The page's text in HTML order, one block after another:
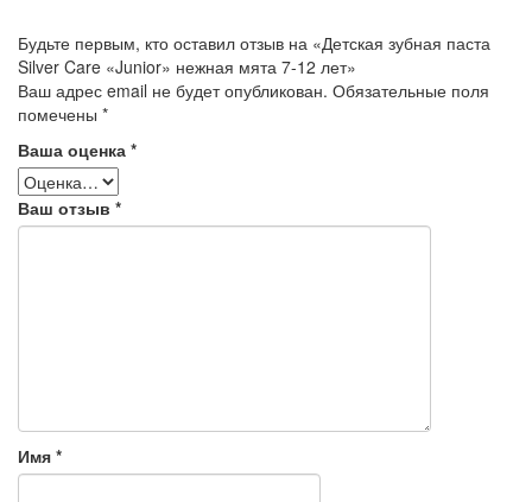
Будьте первым, кто оставил отзыв на «Детская зубная паста
Silver Care «Junior» нежная мята 7-12 лет»
Ваш адрес email не будет опубликован. Обязательные поля
помечены *
Ваша оценка *
Ваш отзыв *
Имя *